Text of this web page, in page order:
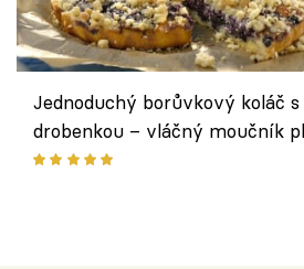
Jednoduchý borůvkový koláč s
drobenkou – vláčný moučník
ovoce